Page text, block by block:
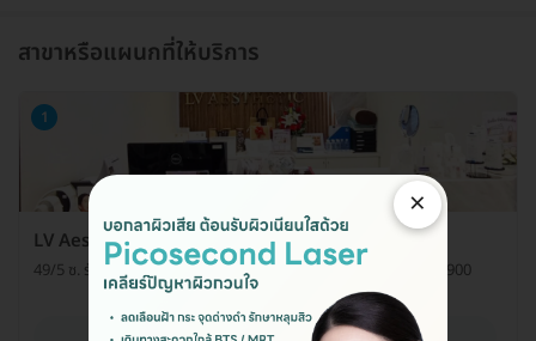
สาขาหรือแผนกที่ให้บริการ
1
LV Aesthetic Clinic (แอลวีเอสเธติค รัชดา 48)
49/5 ซ. รัชดาภิเษก 48 แขวงลาดยาว เขตจตุจักร กรุงเทพมหานคร 10900
ดูรายละเอียด
×